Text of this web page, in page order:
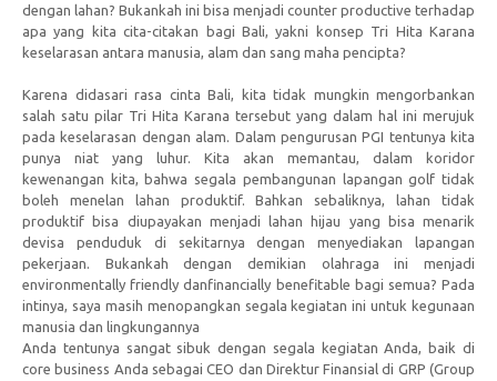
dengan lahan? Bukankah ini bisa menjadi counter productive terhadap
apa yang kita cita-citakan bagi Bali, yakni konsep Tri Hita Karana
keselarasan antara manusia, alam dan sang maha pencipta?
Karena didasari rasa cinta Bali, kita tidak mungkin mengorbankan
salah satu pilar Tri Hita Karana tersebut yang dalam hal ini merujuk
pada keselarasan dengan alam. Dalam pengurusan PGI tentunya kita
punya niat yang luhur. Kita akan memantau, dalam koridor
kewenangan kita, bahwa segala pembangunan lapangan golf tidak
boleh menelan lahan produktif. Bahkan sebaliknya, lahan tidak
produktif bisa diupayakan menjadi lahan hijau yang bisa menarik
devisa penduduk di sekitarnya dengan menyediakan lapangan
pekerjaan. Bukankah dengan demikian olahraga ini menjadi
environmentally friendly danfinancially benefitable bagi semua? Pada
intinya, saya masih menopangkan segala kegiatan ini untuk kegunaan
manusia dan lingkungannya
Anda tentunya sangat sibuk dengan segala kegiatan Anda, baik di
core business Anda sebagai CEO dan Direktur Finansial di GRP (Group